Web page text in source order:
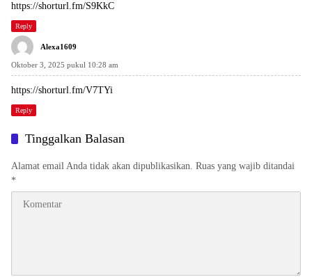
https://shorturl.fm/S9KkC
Reply
Alexa1609
Oktober 3, 2025 pukul 10:28 am
https://shorturl.fm/V7TYi
Reply
Tinggalkan Balasan
Alamat email Anda tidak akan dipublikasikan. Ruas yang wajib ditandai
*